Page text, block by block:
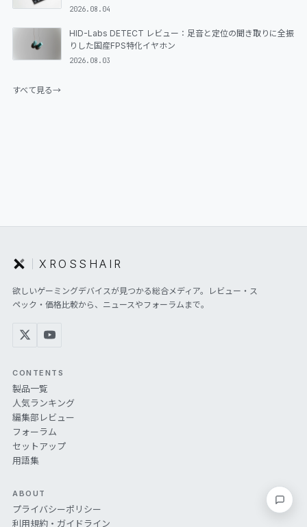
要望・
ったのか
2026.08.04
HID-Labs DETECT レビュー：足音と定位の聞き取りに全振
りした国産FPS特化イヤホン
2026.08.03
すべて見る→
XROSSHAIR
欲しいゲーミングデバイスが見つかる総合メディア。レビュー・ス
ペック・価格比較から、ニュースやフォーラムまで。
CONTENTS
製品一覧
人気ランキング
編集部レビュー
フォーラム
セットアップ
用語集
ABOUT
プライバシーポリシー
利用規約・ガイドライン